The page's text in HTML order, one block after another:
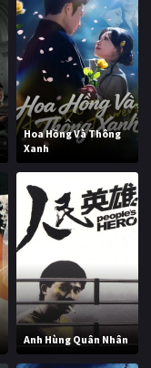
Hoa Hồng Và Thông
Xanh
Anh Hùng Quân Nhân